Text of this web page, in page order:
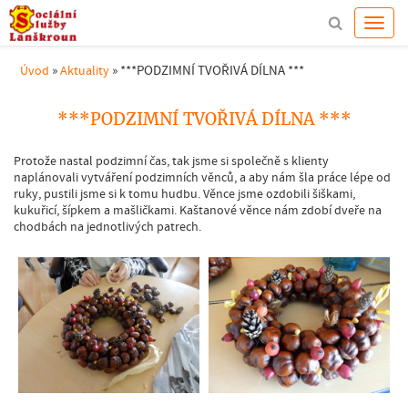
Úvod »Aktuality » ***PODZIMNÍ TVOŘIVÁ DÍLNA ***
***PODZIMNÍ TVOŘIVÁ DÍLNA ***
Protože nastal podzimní čas, tak jsme si společně s klienty
naplánovali vytváření podzimních věnců, a aby nám šla práce lépe od
ruky, pustili jsme si k tomu hudbu. Věnce jsme ozdobili šiškami,
kukuřicí, šípkem a mašličkami. Kaštanové věnce nám zdobí dveře na
chodbách na jednotlivých patrech.